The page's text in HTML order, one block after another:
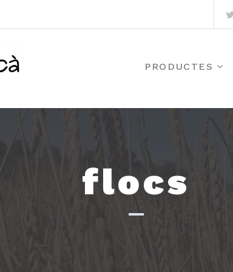
PRODUCTES
flocs